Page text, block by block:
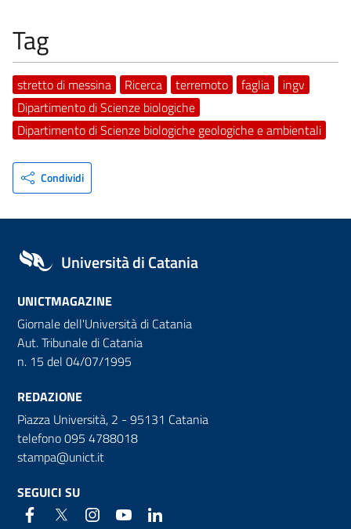
Tag
stretto di messina Ricerca terremoto faglia
ingv
Dipartimento di Scienze biologiche
Dipartimento di Scienze biologiche geologiche e ambientali
Condividi
Università di Catania
UNICTMAGAZINE
Giornale dell'Università di Catania
Aut. Tribunale di Catania
n. 15 del 04/07/1995
REDAZIONE
Piazza Università, 2 - 95131 Catania
telefono 095 4788018
stampa@unict.it
SEGUICI SU